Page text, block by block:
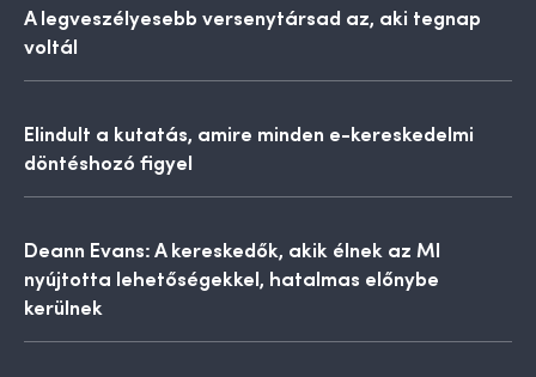
A legveszélyesebb versenytársad az, aki tegnap
voltál
Elindult a kutatás, amire minden e-kereskedelmi
döntéshozó figyel
Deann Evans: A kereskedők, akik élnek az MI
nyújtotta lehetőségekkel, hatalmas előnybe
kerülnek